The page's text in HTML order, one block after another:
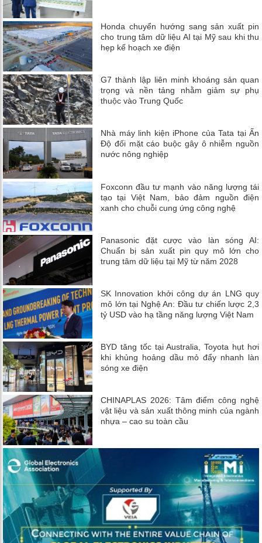
Honda chuyển hướng sang sản xuất pin
cho trung tâm dữ liệu AI tại Mỹ sau khi thu
hẹp kế hoạch xe điện
G7 thành lập liên minh khoáng sản quan
trọng và nền tảng nhằm giảm sự phụ
thuộc vào Trung Quốc
Nhà máy linh kiện iPhone của Tata tại Ấn
Độ đối mặt cáo buộc gây ô nhiễm nguồn
nước nông nghiệp
Foxconn đầu tư mạnh vào năng lượng tái
tạo tại Việt Nam, bảo đảm nguồn điện
xanh cho chuỗi cung ứng công nghệ
Panasonic đặt cược vào làn sóng AI:
Chuẩn bị sản xuất pin quy mô lớn cho
trung tâm dữ liệu tại Mỹ từ năm 2028
SK Innovation khởi công dự án LNG quy
mô lớn tại Nghệ An: Đầu tư chiến lược 2,3
tỷ USD vào hạ tầng năng lượng Việt Nam
BYD tăng tốc tại Australia, Toyota hụt hơi
khi khủng hoảng dầu mỏ đẩy nhanh làn
sóng xe điện
CHINAPLAS 2026: Tâm điểm công nghệ
vật liệu và sản xuất thông minh của ngành
nhựa – cao su toàn cầu